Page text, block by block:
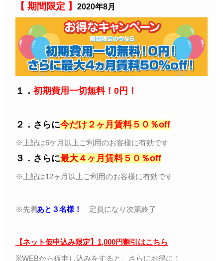
【 期間限定 】
2020年8月
１． 初期費用一切無料！0円！
２． さらに今だけ２ヶ月賃料５０％off
※上記は6ケ月以上ご利用のお客様に有効です
３． さらに最大４ヶ月賃料５０％off
※上記は12ヶ月以上ご利用のお客様に有効です
※先着あと３名様！ 定員になり次第終了
【ネット仮申込み限定】1,000円割引はこちら
※WEBから仮申し込みをすると、さらにお得に！